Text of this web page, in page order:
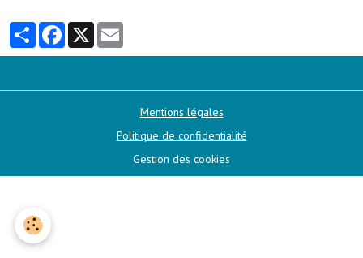
PartagerFacebook
X
Mentions légales
Politique de confidentialité
Gestion des cookies